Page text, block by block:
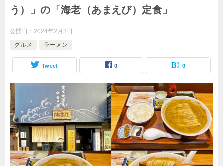
う）」の「海老（あまえび）定食」
公開日： 2024年2月3日
グルメ
ラーメン
Tweet 0 0